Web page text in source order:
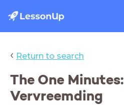
‹ Return to search
The One Minutes:
Vervreemding